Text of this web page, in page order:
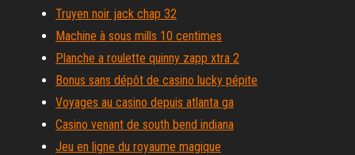
Truyen noir jack chap 32
Machine à sous mills 10 centimes
Planche a roulette quinny zapp xtra 2
Bonus sans dépôt de casino lucky pépite
Voyages au casino depuis atlanta ga
Casino venant de south bend indiana
Jeu en ligne du royaume magique